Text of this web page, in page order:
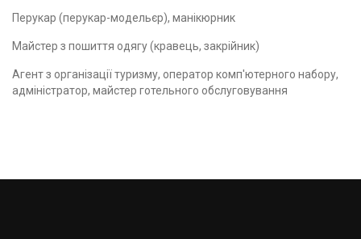
Перукар (перукар-модельєр), манікюрник
Майстер з пошиття одягу (кравець, закрійник)
Агент з організації туризму, оператор комп'ютерного набору,
адміністратор, майстер готельного обслуговування